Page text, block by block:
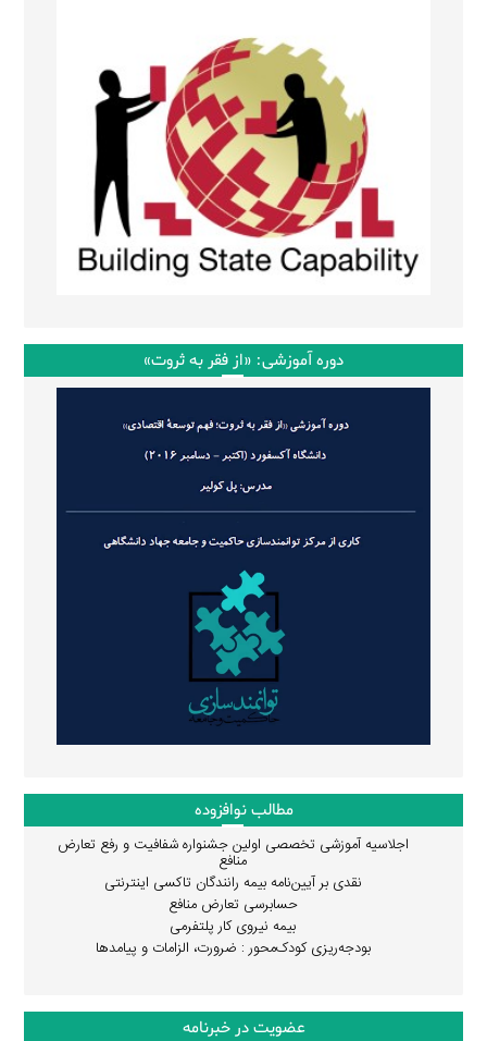
دوره آموزشی: «از فقر به ثروت»
مطالب نوافزوده
اجلاسیه آموزشی تخصصی اولین جشنواره شفافیت و رفع تعارض
منافع
نقدی بر آیین‌نامه بیمه رانندگان تاکسی اینترنتی
حسابرسی تعارض منافع
بیمه نیروی کار پلتفرمی
بودجه‌ریزی کودک‌محور : ضرورت، الزامات و پیامدها
عضویت در خبرنامه